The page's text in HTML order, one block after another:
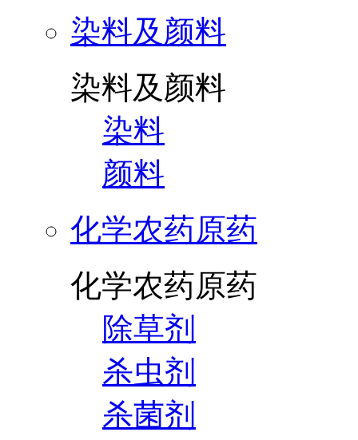
染料及颜料
染料及颜料
染料
颜料
化学农药原药
化学农药原药
除草剂
杀虫剂
杀菌剂